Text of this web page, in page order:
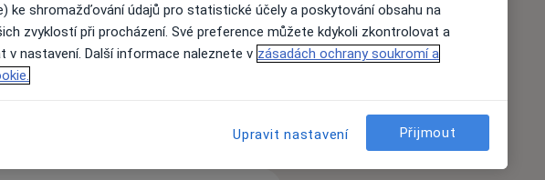
nejsou k dispozici
informace o svých službách.
ke shromažďování údajů pro statistické účely a poskytování obsahu na
zvyklostí při procházení. Své preference můžete kdykoli zkontrolovat a
v nastavení. Další informace naleznete v zásadách ochrany soukromí a
Upravit nastavení Přijmout